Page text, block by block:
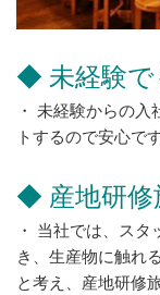
◆ 未経験で
・ 未経験からの
トするので安心です
◆ 産地研修
・ 当社では、ス
き、生産物に触れ
と考え、産地研修